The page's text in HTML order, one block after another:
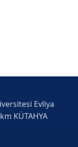
Evliya
KÜTAHYA